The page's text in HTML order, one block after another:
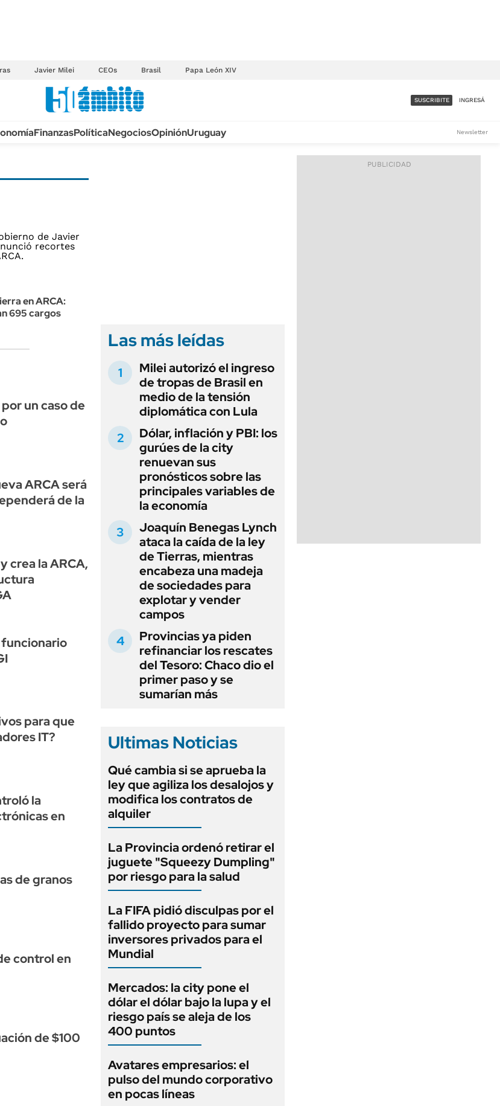
Javier Milei CEOs Brasil Papa León XIV
TECNOLOGÍA
OPINIÓN
ESPECTÁCULOS
DEPORTES
AUTOS
ACCESO FULL - $1.800/MES
SUSCRIBITE INGRESÁ
FinanzasPolíticaNegociosOpiniónUruguay Newsletter
en ARCA:
695 cargos
un caso de
ARCA será
de la
crea la ARCA,
funcionario
para que
IT?
la
en
de granos
control en
de $100
Las más leídas
Milei autorizó el ingreso
de tropas de Brasil en
medio de la tensión
diplomática con Lula
Dólar, inflación y PBI: los
gurúes de la city
renuevan sus
pronósticos sobre las
principales variables de
la economía
Joaquín Benegas Lynch
ataca la caída de la ley
de Tierras, mientras
encabeza una madeja
de sociedades para
explotar y vender
campos
Provincias ya piden
refinanciar los rescates
del Tesoro: Chaco dio el
primer paso y se
sumarían más
Ultimas Noticias
Qué cambia si se aprueba la
ley que agiliza los desalojos y
modifica los contratos de
alquiler
La Provincia ordenó retirar el
juguete "Squeezy Dumpling"
por riesgo para la salud
La FIFA pidió disculpas por el
fallido proyecto para sumar
inversores privados para el
Mundial
Mercados: la city pone el
dólar el dólar bajo la lupa y el
riesgo país se aleja de los
400 puntos
Avatares empresarios: el
pulso del mundo corporativo
en pocas líneas